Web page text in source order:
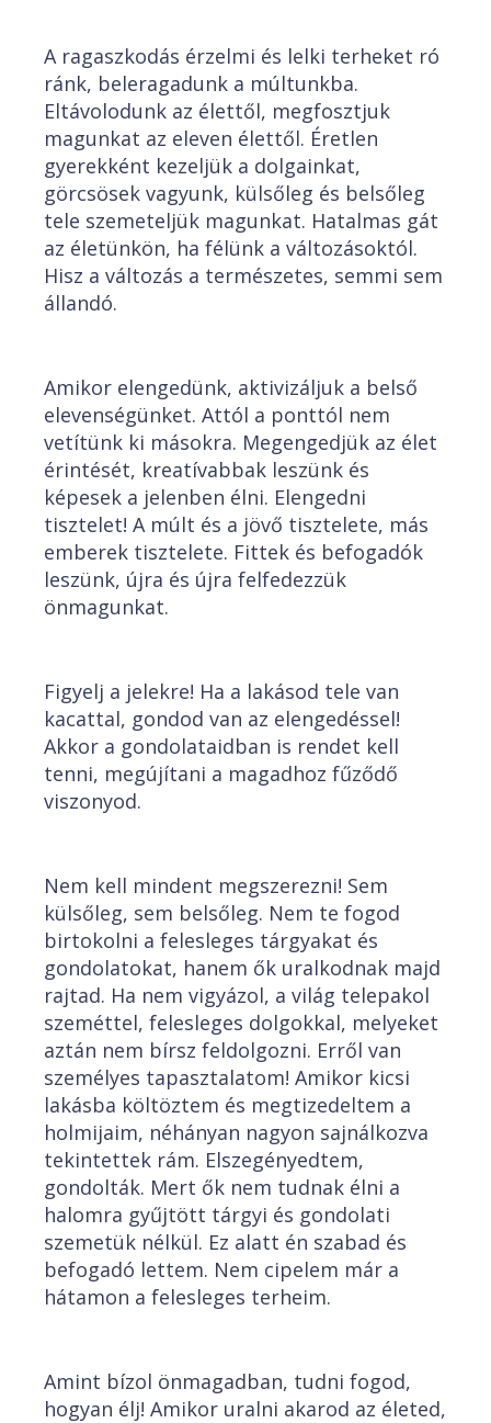
A ragaszkodás érzelmi és lelki terheket ró
ránk, beleragadunk a múltunkba.
Eltávolodunk az élettől, megfosztjuk
magunkat az eleven élettől. Éretlen
gyerekként kezeljük a dolgainkat,
görcsösek vagyunk, külsőleg és belsőleg
tele szemeteljük magunkat. Hatalmas gát
az életünkön, ha félünk a változásoktól.
Hisz a változás a természetes, semmi sem
állandó.
Amikor elengedünk, aktivizáljuk a belső
elevenségünket. Attól a ponttól nem
vetítünk ki másokra. Megengedjük az élet
érintését, kreatívabbak leszünk és
képesek a jelenben élni. Elengedni
tisztelet! A múlt és a jövő tisztelete, más
emberek tisztelete. Fittek és befogadók
leszünk, újra és újra felfedezzük
önmagunkat.
Figyelj a jelekre! Ha a lakásod tele van
kacattal, gondod van az elengedéssel!
Akkor a gondolataidban is rendet kell
tenni, megújítani a magadhoz fűződő
viszonyod.
Nem kell mindent megszerezni! Sem
külsőleg, sem belsőleg. Nem te fogod
birtokolni a felesleges tárgyakat és
gondolatokat, hanem ők uralkodnak majd
rajtad. Ha nem vigyázol, a világ telepakol
szeméttel, felesleges dolgokkal, melyeket
aztán nem bírsz feldolgozni. Erről van
személyes tapasztalatom! Amikor kicsi
lakásba költöztem és megtizedeltem a
holmijaim, néhányan nagyon sajnálkozva
tekintettek rám. Elszegényedtem,
gondolták. Mert ők nem tudnak élni a
halomra gyűjtött tárgyi és gondolati
szemetük nélkül. Ez alatt én szabad és
befogadó lettem. Nem cipelem már a
hátamon a felesleges terheim.
Amint bízol önmagadban, tudni fogod,
hogyan élj! Amikor uralni akarod az életed,